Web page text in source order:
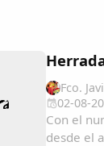
Fco.
02-08-
Con el
desde el